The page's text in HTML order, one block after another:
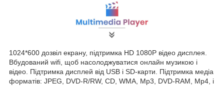
1024*600 дозвіл екрану, підтримка HD 1080P відео дисплея.
Вбудований wifi, щоб насолоджуватися онлайн музикою і
відео. Підтримка дисплей від USB і SD-карти. Підтримка медіа
форматів: JPEG, DVD-R/RW, CD, WMA, Mp3, DVD-RAM, Mp4, і